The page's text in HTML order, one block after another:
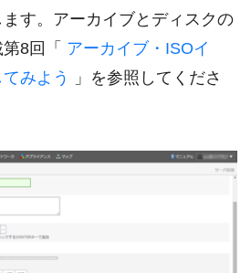
す。アーカイブとディスクの
8回「 アーカイブ・ISOイ
みよう
」を参照してくださ